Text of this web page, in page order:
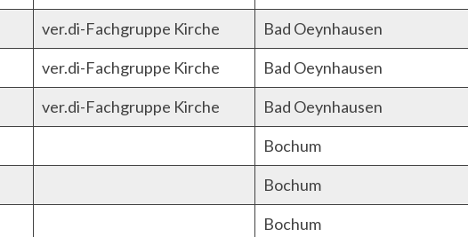
ver.di-Fachgruppe Kirche
Bad Oeynhausen
ver.di-Fachgruppe Kirche
Bad Oeynhausen
ver.di-Fachgruppe Kirche
Bad Oeynhausen
Bochum
Bochum
Bochum